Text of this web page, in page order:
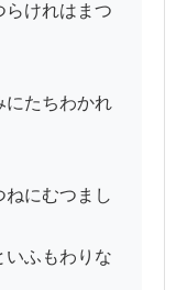
けれはまつ
たちわかれ
にむつまし
いふもわりな